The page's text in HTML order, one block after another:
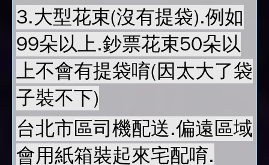
3.大型花束(沒有提袋).例如
99朵以上.鈔票花束50朵以
上不會有提袋唷(因太大了袋
子裝不下)
台北市區司機配送.偏遠區域
會用紙箱裝起來宅配唷.